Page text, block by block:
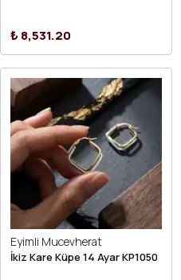
₺ 8,531.20
Eyimli Mucevherat
İkiz Kare Küpe 14 Ayar KP1050